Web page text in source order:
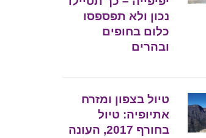
נכון ולא תפספסו
כלום בחופים
ובהרים
טיול בצפון ומזרח
אתיופיה: טיול
בחורף 2017, העונה